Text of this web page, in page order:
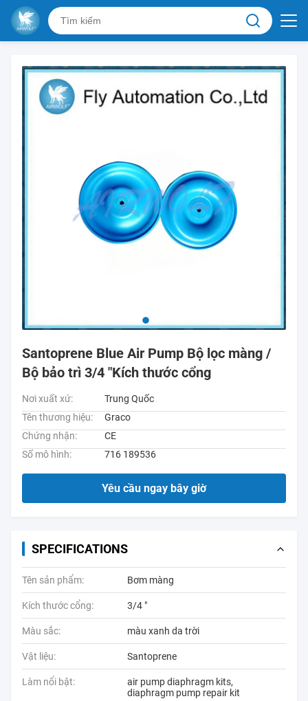
Santoprene Blue Air Pump Bộ lọc màng /
Bộ bảo trì 3/4 "Kích thước cổng
Nơi xuất xứ:
Trung Quốc
Tên thương hiệu:
Graco
Chứng nhận:
CE
Số mô hình:
716 189536
Yêu cầu ngay bây giờ
SPECIFICATIONS
Tên sản phẩm: Bơm màng
Kích thước cổng: 3/4 "
Màu sắc: màu xanh da trời
Vật liệu: Santoprene
Làm nổi bật: air pump diaphragm kits,
diaphragm pump repair kit